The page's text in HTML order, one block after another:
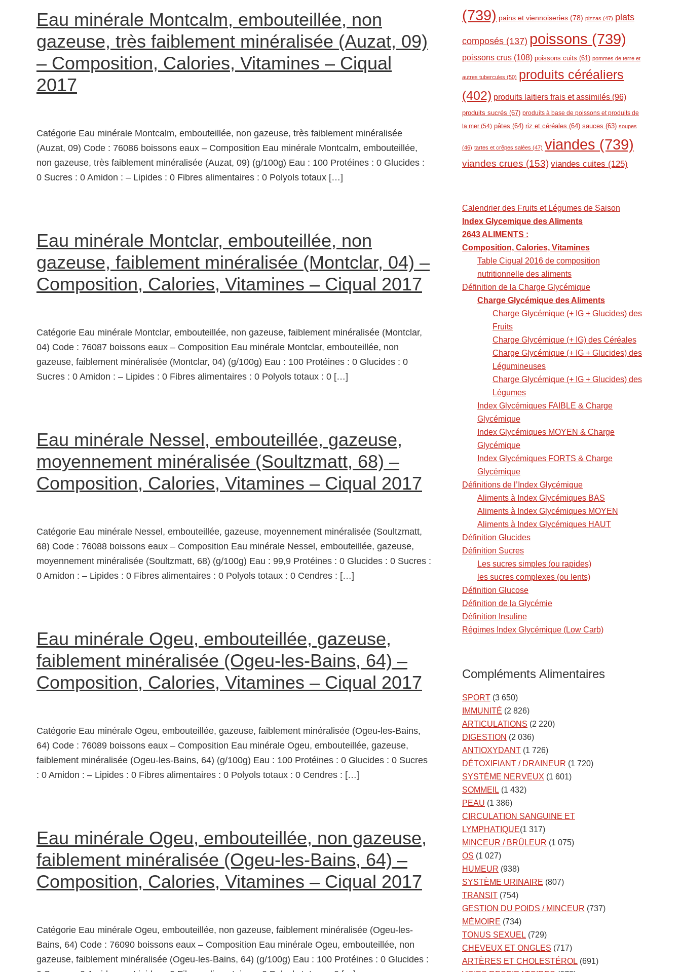
Eau minérale Montcalm, embouteillée, non
gazeuse, très faiblement minéralisée (Auzat, 09)
– Composition, Calories, Vitamines – Ciqual
2017
Catégorie Eau minérale Montcalm, embouteillée, non gazeuse, très faiblement minéralisée
(Auzat, 09) Code : 76086 boissons eaux – Composition Eau minérale Montcalm, embouteillée,
non gazeuse, très faiblement minéralisée (Auzat, 09) (g/100g) Eau : 100 Protéines : 0 Glucides :
0 Sucres : 0 Amidon : – Lipides : 0 Fibres alimentaires : 0 Polyols totaux […]
Eau minérale Montclar, embouteillée, non
gazeuse, faiblement minéralisée (Montclar, 04) –
Composition, Calories, Vitamines – Ciqual 2017
Catégorie Eau minérale Montclar, embouteillée, non gazeuse, faiblement minéralisée (Montclar,
04) Code : 76087 boissons eaux – Composition Eau minérale Montclar, embouteillée, non
gazeuse, faiblement minéralisée (Montclar, 04) (g/100g) Eau : 100 Protéines : 0 Glucides : 0
Sucres : 0 Amidon : – Lipides : 0 Fibres alimentaires : 0 Polyols totaux : 0 […]
Eau minérale Nessel, embouteillée, gazeuse,
moyennement minéralisée (Soultzmatt, 68) –
Composition, Calories, Vitamines – Ciqual 2017
Catégorie Eau minérale Nessel, embouteillée, gazeuse, moyennement minéralisée (Soultzmatt,
68) Code : 76088 boissons eaux – Composition Eau minérale Nessel, embouteillée, gazeuse,
moyennement minéralisée (Soultzmatt, 68) (g/100g) Eau : 99,9 Protéines : 0 Glucides : 0 Sucres :
0 Amidon : – Lipides : 0 Fibres alimentaires : 0 Polyols totaux : 0 Cendres : […]
Eau minérale Ogeu, embouteillée, gazeuse,
faiblement minéralisée (Ogeu-les-Bains, 64) –
Composition, Calories, Vitamines – Ciqual 2017
Catégorie Eau minérale Ogeu, embouteillée, gazeuse, faiblement minéralisée (Ogeu-les-Bains,
64) Code : 76089 boissons eaux – Composition Eau minérale Ogeu, embouteillée, gazeuse,
faiblement minéralisée (Ogeu-les-Bains, 64) (g/100g) Eau : 100 Protéines : 0 Glucides : 0 Sucres
: 0 Amidon : – Lipides : 0 Fibres alimentaires : 0 Polyols totaux : 0 Cendres : […]
Eau minérale Ogeu, embouteillée, non gazeuse,
faiblement minéralisée (Ogeu-les-Bains, 64) –
Composition, Calories, Vitamines – Ciqual 2017
Catégorie Eau minérale Ogeu, embouteillée, non gazeuse, faiblement minéralisée (Ogeu-les-
Bains, 64) Code : 76090 boissons eaux – Composition Eau minérale Ogeu, embouteillée, non
gazeuse, faiblement minéralisée (Ogeu-les-Bains, 64) (g/100g) Eau : 100 Protéines : 0 Glucides :
(739) pains et viennoiseries (78) pizzas (47) plats
composés (137) poissons (739)
poissons crus (108) poissons cuits (61) pommes de terre et
autres tubercules (50) produits céréaliers
(402) produits laitiers frais et assimilés (96)
produits sucrés (67) produits à base de poissons et produits de
la mer (54) pâtes (64) riz et céréales (64) sauces (63) soupes
(46) tartes et crêpes salées (47) viandes (739)
viandes crues (153) viandes cuites (125)
Calendrier des Fruits et Légumes de Saison
Index Glycemique des Aliments
2643 ALIMENTS :
Composition, Calories, Vitamines
Table Ciqual 2016 de composition
nutritionnelle des aliments
Définition de la Charge Glycémique
Charge Glycémique des Aliments
Charge Glycémique (+ IG + Glucides) des
Fruits
Charge Glycémique (+ IG) des Céréales
Charge Glycémique (+ IG + Glucides) des
Légumineuses
Charge Glycémique (+ IG + Glucides) des
Légumes
Index Glycémiques FAIBLE & Charge
Glycémique
Index Glycémiques MOYEN & Charge
Glycémique
Index Glycémiques FORTS & Charge
Glycémique
Définitions de l’Index Glycémique
Aliments à Index Glycémiques BAS
Aliments à Index Glycémiques MOYEN
Aliments à Index Glycémiques HAUT
Définition Glucides
Définition Sucres
Les sucres simples (ou rapides)
les sucres complexes (ou lents)
Définition Glucose
Définition de la Glycémie
Définition Insuline
Régimes Index Glycémique (Low Carb)
Compléments Alimentaires
SPORT (3 650)
IMMUNITÉ (2 826)
ARTICULATIONS (2 220)
DIGESTION (2 036)
ANTIOXYDANT (1 726)
DÉTOXIFIANT / DRAINEUR (1 720)
SYSTÈME NERVEUX (1 601)
SOMMEIL (1 432)
PEAU (1 386)
CIRCULATION SANGUINE ET
LYMPHATIQUE(1 317)
MINCEUR / BRÛLEUR (1 075)
OS (1 027)
HUMEUR (938)
SYSTÈME URINAIRE (807)
TRANSIT (754)
GESTION DU POIDS / MINCEUR (737)
MÉMOIRE (734)
TONUS SEXUEL (729)
CHEVEUX ET ONGLES (717)
ARTÈRES ET CHOLESTÉROL (691)